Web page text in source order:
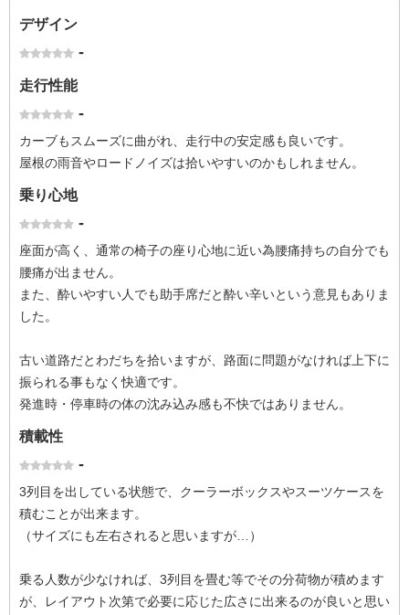
デザイン
-
走行性能
-
カーブもスムーズに曲がれ、走行中の安定感も良いです。
屋根の雨音やロードノイズは拾いやすいのかもしれません。
乗り心地
-
座面が高く、通常の椅子の座り心地に近い為腰痛持ちの自分でも
腰痛が出ません。
また、酔いやすい人でも助手席だと酔い辛いという意見もありま
した。
古い道路だとわだちを拾いますが、路面に問題がなければ上下に
振られる事もなく快適です。
発進時・停車時の体の沈み込み感も不快ではありません。
積載性
-
3列目を出している状態で、クーラーボックスやスーツケースを
積むことが出来ます。
（サイズにも左右されると思いますが…）
乗る人数が少なければ、3列目を畳む等でその分荷物が積めます
が、レイアウト次第で必要に応じた広さに出来るのが良いと思い